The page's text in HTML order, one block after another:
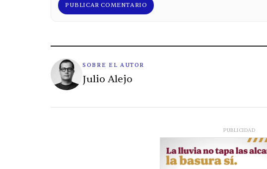
PUBLICAR COMENTARIO
SOBRE EL AUTOR
Julio Alejo
PUBLICIDAD